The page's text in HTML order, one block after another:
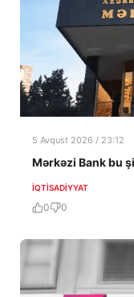
5 Avqust 2026 / 23:12
Mərkəzi Bank bu
İQTISADIYYAT
0 0